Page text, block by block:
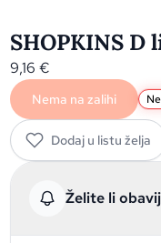
SHOPKINS D
9,16€
Nema na zalihi
Dodaj u listu želja
Želite li